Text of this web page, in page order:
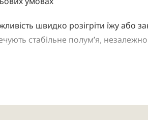
швидко розігріти їжу або
стабільне полум’я,